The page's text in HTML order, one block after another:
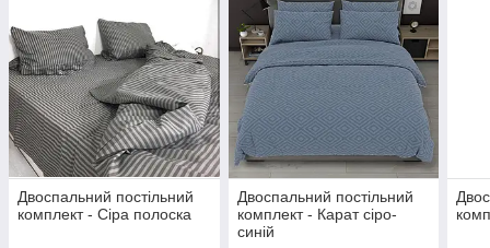
Двоспальний постільний
комплект - Сіра полоска
Двоспальний постільний
комплект - Карат сіро-
синій